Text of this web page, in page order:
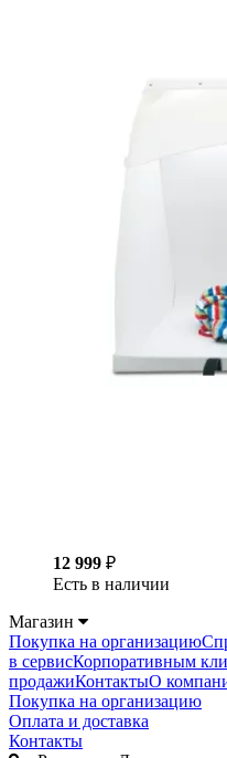
12 999 ₽
Есть в наличии
Магазин
Покупка на организацию
в сервисКорпоративным
продажиКонтактыО
Покупка на организацию
Оплата и доставка
Контакты